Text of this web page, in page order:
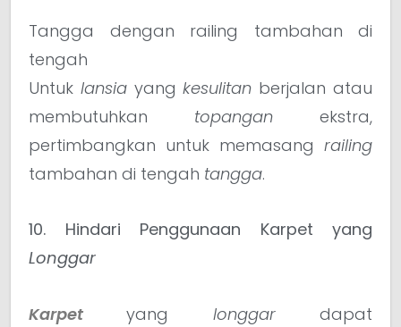
Tangga dengan railing tambahan di
tengah
Untuk lansiayangkesulitan berjalan atau
membutuhkan topangan ekstra,
pertimbangkan untuk memasang railing
tambahan di tengah tangga.
10. Hindari Penggunaan Karpet yang
Longgar
Karpet yang longgardapat